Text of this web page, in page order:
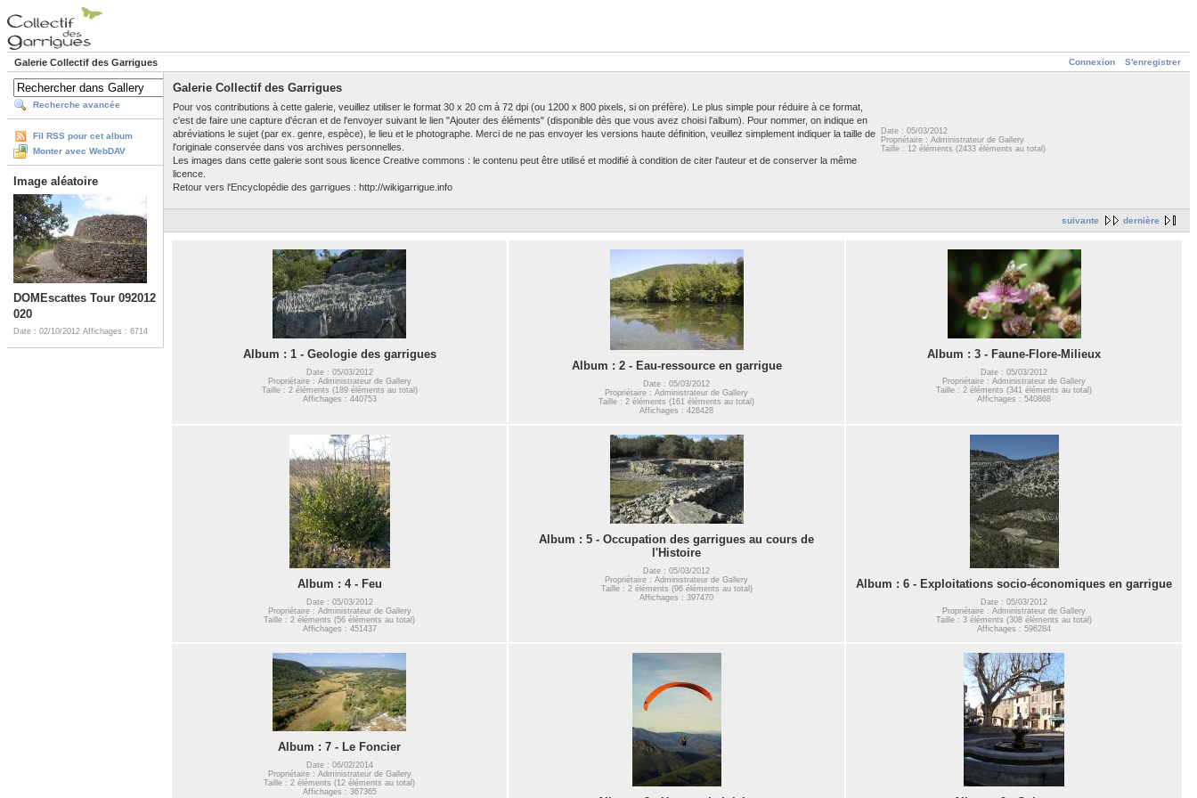
Connexion S'enregistrer
Galerie Collectif des Garrigues
Recherche avancée
Fil RSS pour cet album
Monter avec WebDAV
Image aléatoire
DOMEscattes Tour 092012
020
Date : 02/10/2012 Affichages : 6714
Galerie Collectif des Garrigues
Pour vos contributions à cette galerie, veuillez utiliser le format 30 x 20 cm à 72 dpi (ou 1200 x 800 pixels, si on préfère). Le plus simple pour réduire à ce format,
c'est de faire une capture d'écran et de l'envoyer suivant le lien "Ajouter des éléments" (disponible dès que vous avez choisi l'album). Pour nommer, on indique en
abréviations le sujet (par ex. genre, espèce), le lieu et le photographe. Merci de ne pas envoyer les versions haute définition, veuillez simplement indiquer la taille de
l'originale conservée dans vos archives personnelles.
Les images dans cette galerie sont sous licence Creative commons : le contenu peut être utilisé et modifié à condition de citer l'auteur et de conserver la même
licence.
Retour vers l'Encyclopédie des garrigues : http://wikigarrigue.info
Date : 05/03/2012
Propriétaire : Administrateur de Gallery
Taille : 12 éléments (2433 éléments au total)
suivante dernière
Album : 1 - Geologie des garrigues
Date : 05/03/2012
Propriétaire : Administrateur de Gallery
Taille : 2 éléments (189 éléments au total)
Affichages : 440753
Album : 2 - Eau-ressource en garrigue
Date : 05/03/2012
Propriétaire : Administrateur de Gallery
Taille : 2 éléments (161 éléments au total)
Affichages : 428428
Album : 3 - Faune-Flore-Milieux
Date : 05/03/2012
Propriétaire : Administrateur de Gallery
Taille : 2 éléments (341 éléments au total)
Affichages : 540868
Album : 4 - Feu
Date : 05/03/2012
Propriétaire : Administrateur de Gallery
Taille : 2 éléments (56 éléments au total)
Affichages : 451437
Album : 5 - Occupation des garrigues au cours de
l'Histoire
Date : 05/03/2012
Propriétaire : Administrateur de Gallery
Taille : 2 éléments (96 éléments au total)
Affichages : 397470
Album : 6 - Exploitations socio-économiques en garrigue
Date : 05/03/2012
Propriétaire : Administrateur de Gallery
Taille : 3 éléments (308 éléments au total)
Affichages : 596284
Album : 7 - Le Foncier
Date : 06/02/2014
Propriétaire : Administrateur de Gallery
Taille : 2 éléments (12 éléments au total)
Affichages : 367365